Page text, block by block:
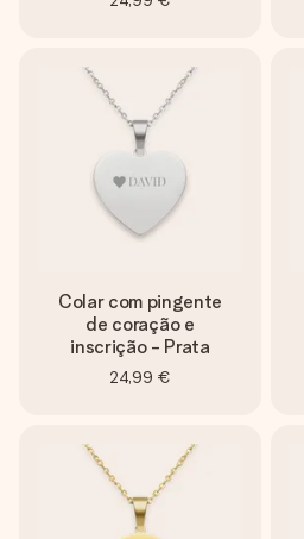
Colar com pingente
de coração e
inscrição - Prata
24,99 €